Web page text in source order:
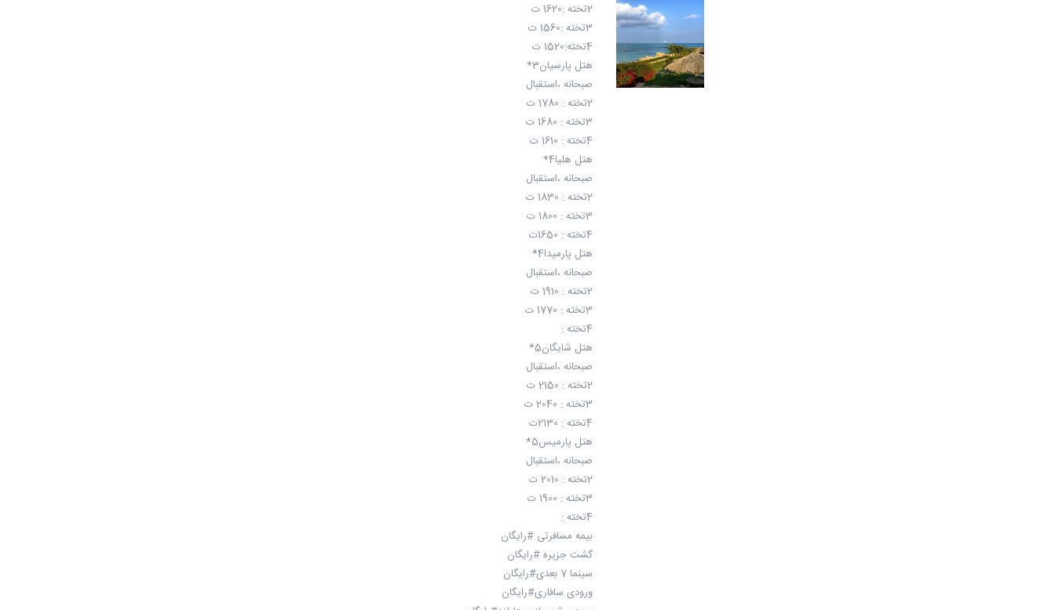
2تخته :1620 ت
3تخته :1560 ت
4تخته:1520 ت
هتل پارسیان3*
صبحانه ،استقبال
2تخته : 1780 ت
3تخته : 1680 ت
4تخته : 1610 ت
هتل هلیا4*
صبحانه ،استقبال
2تخته : 1830 ت
3تخته : 1800 ت
4تخته : 1650ت
هتل پارمیدا4*
صبحانه ،استقبال
2تخته : 1910 ت
3تخته : 1770 ت
4تخته :
هتل شایگان5*
صبحانه ،استقبال
2تخته : 2150 ت
3تخته : 2040 ت
4تخته : 2130ت
هتل پارمیس5*
صبحانه ،استقبال
2تخته : 2010 ت
3تخته : 1900 ت
4تخته :
بیمه مسافرتی #رایگان
گشت جزیره #رایگان
سینما 7 بعدی#رایگان
ورودی سافاری#رایگان